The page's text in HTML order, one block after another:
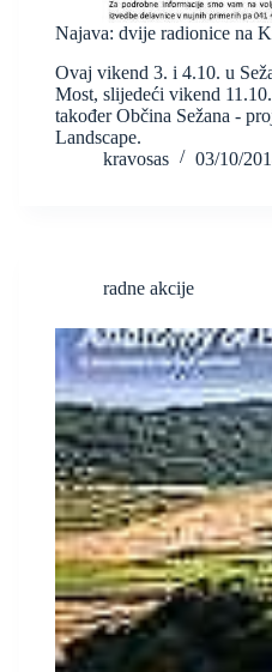
Najava: dvije radionice na
Ovaj vikend 3. i 4.10. u
Most, slijedeći vikend
također Občina Sežana -
Landscape.
kravosas
03/10/
radne akcije